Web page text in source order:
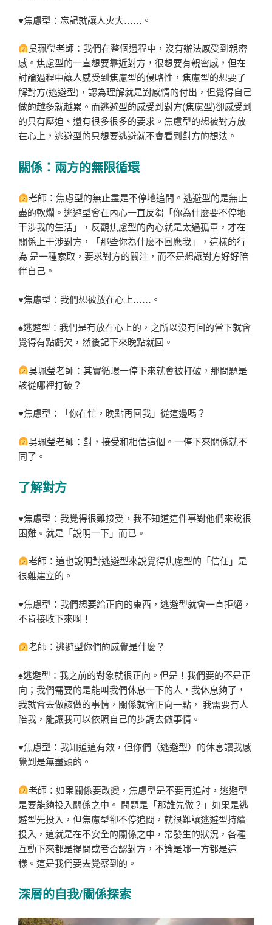
♥焦慮型：忘記就讓人火大……。
吳珮瑩老師：我們在整個過程中，沒有辦法感受到親密
感。焦慮型的一直想要靠近對方，很想要有親密感，但在
討論過程中讓人感受到焦慮型的侵略性，焦慮型的想要了
解對方(逃避型)，認為理解就是對感情的付出，但覺得自己
做的越多就越累。而逃避型的感受到對方(焦慮型)卻感受到
的只有壓迫、還有很多很多的要求。焦慮型的想被對方放
在心上，逃避型的只想要逃避就不會看到對方的想法。
關係：兩方的無限循環
老師：焦慮型的無止盡是不停地追問。逃避型的是無止
盡的軟爛。逃避型會在內心一直反芻「你為什麼要不停地
干涉我的生活」，反觀焦慮型的內心就是太過孤單，才在
關係上干涉對方，「那些你為什麼不回應我」，這樣的行
為 是一種索取，要求對方的關注，而不是想讓對方好好陪
伴自己。
♥焦慮型：我們想被放在心上……。
♠逃避型：我們是有放在心上的，之所以沒有回的當下就會
覺得有點虧欠，然後記下來晚點就回。
吳珮瑩老師：其實循環一停下來就會被打破，那問題是
該從哪裡打破？
♥焦慮型：「你在忙，晚點再回我」從這邊嗎？
吳珮瑩老師：對，接受和相信這個。一停下來關係就不
同了。
了解對方
♥焦慮型：我覺得很難接受，我不知道這件事對他們來說很
困難。就是「說明一下」而已。
老師：這也說明對逃避型來說覺得焦慮型的「信任」是
很難建立的。
♥焦慮型：我們想要給正向的東西，逃避型就會一直拒絕，
不肯接收下來啊！
老師：逃避型你們的感覺是什麼？
♠逃避型：我之前的對象就很正向。但是！我們要的不是正
向；我們需要的是能叫我們休息一下的人，我休息夠了，
我就會去做該做的事情，關係就會正向一點， 我需要有人
陪我，能讓我可以依照自己的步調去做事情。
♥焦慮型：我知道這有效，但你們（逃避型）的休息讓我感
覺到是無盡頭的。
老師：如果關係要改變，焦慮型是不要再追討，逃避型
是要能夠投入關係之中。 問題是「那誰先做？」如果是逃
避型先投入，但焦慮型卻不停追問，就很難讓逃避型持續
投入，這就是在不安全的關係之中，常發生的狀況，各種
互動下來都是提問或者否認對方，不論是哪一方都是這
樣。這是我們要去覺察到的。
深層的自我/關係探索